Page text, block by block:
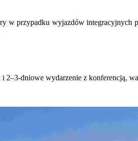
przypadku wyjazdów integracyjnych
dniowe wydarzenie z konferencją,